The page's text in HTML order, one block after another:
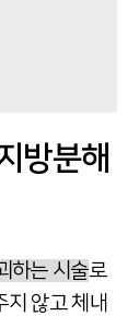
방분해
하는 시술로
지 않고체내